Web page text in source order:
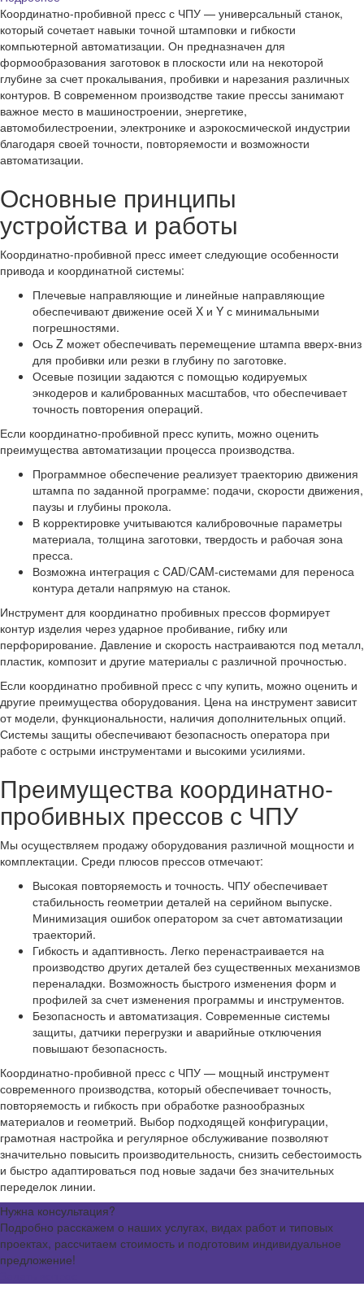
Координатно-пробивной пресс с ЧПУ — универсальный станок,
который сочетает навыки точной штамповки и гибкости
компьютерной автоматизации. Он предназначен для
формообразования заготовок в плоскости или на некоторой
глубине за счет прокалывания, пробивки и нарезания различных
контуров. В современном производстве такие прессы занимают
важное место в машиностроении, энергетике,
автомобилестроении, электронике и аэрокосмической индустрии
благодаря своей точности, повторяемости и возможности
автоматизации.
Основные принципы
устройства и работы
Координатно-пробивной пресс имеет следующие особенности
привода и координатной системы:
Плечевые направляющие и линейные направляющие
обеспечивают движение осей X и Y с минимальными
погрешностями.
Ось Z может обеспечивать перемещение штампа вверх-вниз
для пробивки или резки в глубину по заготовке.
Осевые позиции задаются с помощью кодируемых
энкодеров и калиброванных масштабов, что обеспечивает
точность повторения операций.
Если координатно-пробивной пресс купить, можно оценить
преимущества автоматизации процесса производства.
Программное обеспечение реализует траекторию движения
штампа по заданной программе: подачи, скорости движения,
паузы и глубины прокола.
В корректировке учитываются калибровочные параметры
материала, толщина заготовки, твердость и рабочая зона
пресса.
Возможна интеграция с CAD/CAM-системами для переноса
контура детали напрямую на станок.
Инструмент для координатно пробивных прессов формирует
контур изделия через ударное пробивание, гибку или
перфорирование. Давление и скорость настраиваются под металл,
пластик, композит и другие материалы с различной прочностью.
Если координатно пробивной пресс с чпу купить, можно оценить и
другие преимущества оборудования. Цена на инструмент зависит
от модели, функциональности, наличия дополнительных опций.
Системы защиты обеспечивают безопасность оператора при
работе с острыми инструментами и высокими усилиями.
Преимущества координатно-
пробивных прессов с ЧПУ
Мы осуществляем продажу оборудования различной мощности и
комплектации. Среди плюсов прессов отмечают:
Высокая повторяемость и точность. ЧПУ обеспечивает
стабильность геометрии деталей на серийном выпуске.
Минимизация ошибок оператором за счет автоматизации
траекторий.
Гибкость и адаптивность. Легко перенастраивается на
производство других деталей без существенных механизмов
переналадки. Возможность быстрого изменения форм и
профилей за счет изменения программы и инструментов.
Безопасность и автоматизация. Современные системы
защиты, датчики перегрузки и аварийные отключения
повышают безопасность.
Координатно-пробивной пресс с ЧПУ — мощный инструмент
современного производства, который обеспечивает точность,
повторяемость и гибкость при обработке разнообразных
материалов и геометрий. Выбор подходящей конфигурации,
грамотная настройка и регулярное обслуживание позволяют
значительно повысить производительность, снизить себестоимость
и быстро адаптироваться под новые задачи без значительных
переделок линии.
Нужна консультация?
Подробно расскажем о наших услугах, видах работ и типовых
проектах, рассчитаем стоимость и подготовим индивидуальное
предложение!